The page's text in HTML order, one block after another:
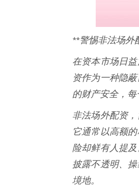
**警惕非法场
在资本市场日
资作为一种隐
的财产安全，
非法场外配资
它通常以高额
险却鲜有人提
披露不透明、
境地。